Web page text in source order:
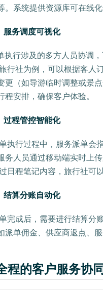
。系统提供资源库可在线
服务调度可视化
行涉及的多方人员协调，
行社为例，可以根据客人
更（如导游临时调整或景
程安排，确保客户体验。
过程管控智能化
执行过程中，服务派单会
务人员通过移动端实时上
日程笔记内容，旅行社可
结算分账自动化
完成后，需要进行结算分
派单佣金、供应商返点、
程的客户服务协同